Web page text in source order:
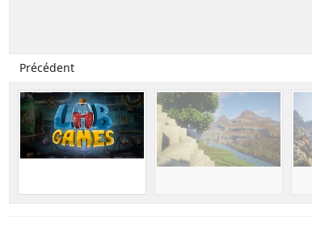
Précédent